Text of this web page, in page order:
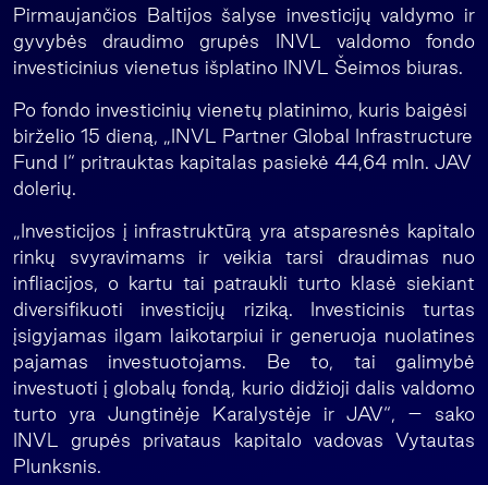
Pirmaujančios Baltijos šalyse investicijų valdymo ir
gyvybės draudimo grupės INVL valdomo fondo
investicinius vienetus išplatino INVL Šeimos biuras.
Po fondo investicinių vienetų platinimo, kuris baigėsi
birželio 15 dieną, „INVL Partner Global Infrastructure
Fund I“ pritrauktas kapitalas pasiekė 44,64 mln. JAV
dolerių.
„Investicijos į infrastruktūrą yra atsparesnės kapitalo
rinkų svyravimams ir veikia tarsi draudimas nuo
infliacijos, o kartu tai patraukli turto klasė siekiant
diversifikuoti investicijų riziką. Investicinis turtas
įsigyjamas ilgam laikotarpiui ir generuoja nuolatines
pajamas investuotojams. Be to, tai galimybė
investuoti į globalų fondą, kurio didžioji dalis valdomo
turto yra Jungtinėje Karalystėje ir JAV“, – sako
INVL grupės privataus kapitalo vadovas Vytautas
Plunksnis.